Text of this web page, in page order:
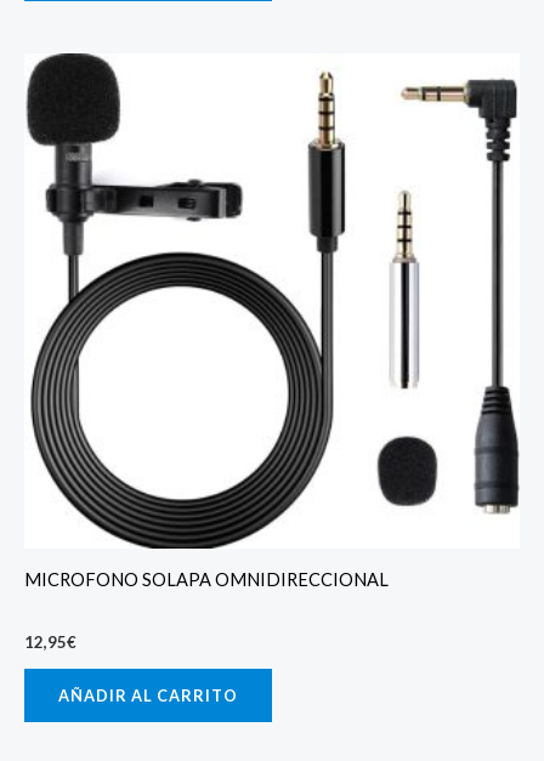
MICROFONO SOLAPA OMNIDIRECCIONAL
12,95€
AÑADIR AL CARRITO